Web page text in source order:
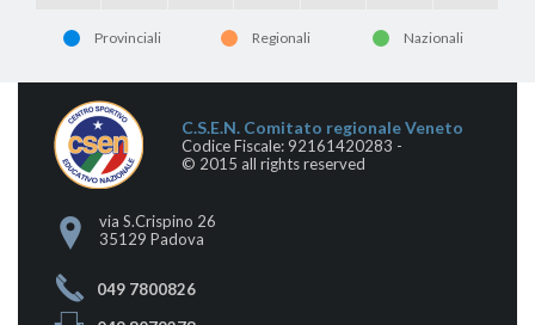
Provinciali Regionali Nazionali
C.S.E.N. Comitato regionale Veneto
Codice Fiscale: 92161420283 -
© 2015 all rights reserved
via S.Crispino 26
35129 Padova
049 7800826